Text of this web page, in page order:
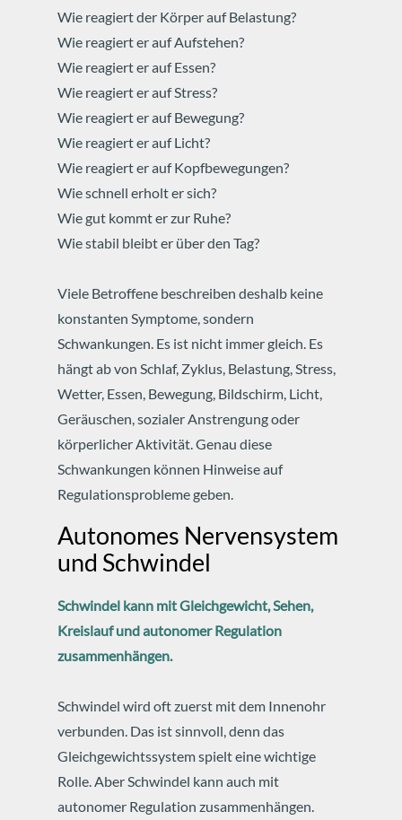
Wie reagiert der Körper auf Belastung?
Wie reagiert er auf Aufstehen?
Wie reagiert er auf Essen?
Wie reagiert er auf Stress?
Wie reagiert er auf Bewegung?
Wie reagiert er auf Licht?
Wie reagiert er auf Kopfbewegungen?
Wie schnell erholt er sich?
Wie gut kommt er zur Ruhe?
Wie stabil bleibt er über den Tag?
Viele Betroffene beschreiben deshalb keine
konstanten Symptome, sondern
Schwankungen. Es ist nicht immer gleich. Es
hängt ab von Schlaf, Zyklus, Belastung, Stress,
Wetter, Essen, Bewegung, Bildschirm, Licht,
Geräuschen, sozialer Anstrengung oder
körperlicher Aktivität.Genau diese
Schwankungen können Hinweise auf
Regulationsprobleme geben.
Autonomes Nervensystem
und Schwindel
Schwindel kann mit Gleichgewicht, Sehen,
Kreislauf und autonomer Regulation
zusammenhängen.
Schwindel wird oft zuerst mit dem Innenohr
verbunden. Das ist sinnvoll, denn das
Gleichgewichtssystem spielt eine wichtige
Rolle.Aber Schwindel kann auch mit
autonomer Regulation zusammenhängen.